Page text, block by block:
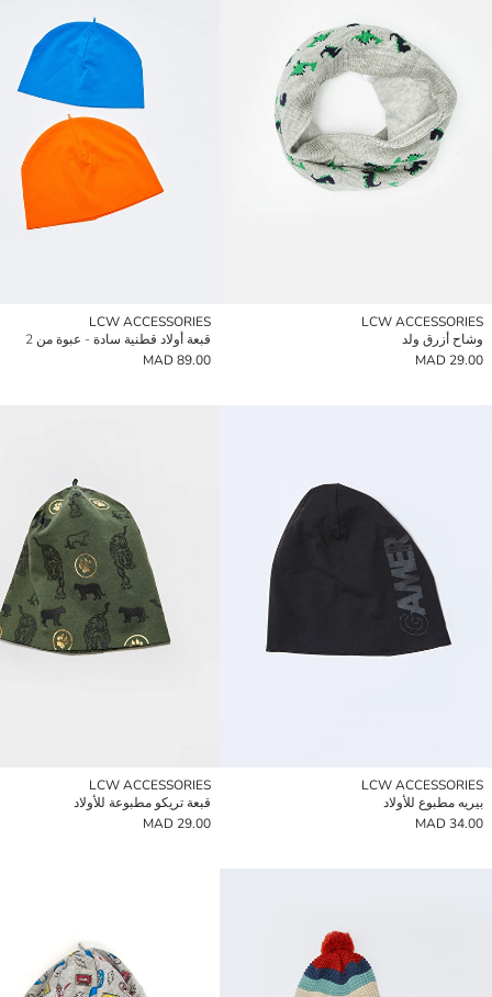
LCW ACCESSORIES
وشاح أزرق ولد
29.00 MAD
LCW ACCESSORIES
قبعة أولاد قطنية سادة - عبوة من 2
89.00 MAD
LCW ACCESSORIES
بيريه مطبوع للأولاد
34.00 MAD
LCW ACCESSORIES
قبعة تريكو مطبوعة للأولاد
29.00 MAD